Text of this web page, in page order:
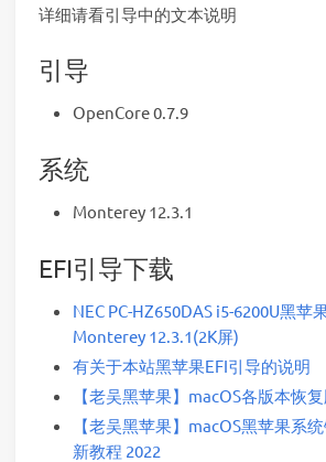
详细请看引导中的文本说明
引导
OpenCore 0.7.9
系统
Monterey 12.3.1
EFI引导下载
NEC PC-HZ650DAS i5-6200U黑苹
Monterey 12.3.1(2K屏)
有关于本站黑苹果EFI引导的说明
【老吴黑苹果】macOS各版本恢
【老吴黑苹果】macOS黑苹果系
新教程 2022